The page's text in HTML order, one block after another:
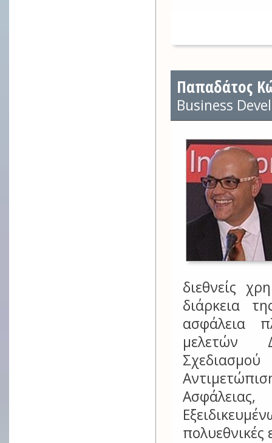
Παπαδάτος
Business
διεθνείς
διάρκεια
ασφάλεια
μελετών
πολυεθνικές